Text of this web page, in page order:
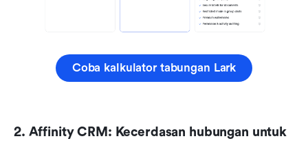
Coba kalkulator tabungan Lark
2. Affinity CRM: Kecerdasan hubungan untuk